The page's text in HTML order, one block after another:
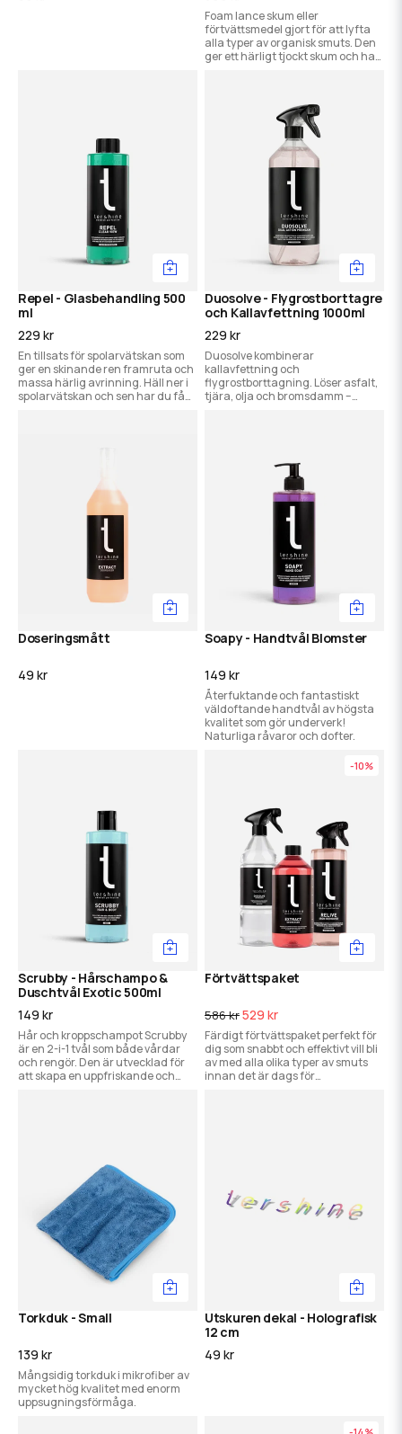
Foam lance skum eller
förtvättsmedel gjort för att lyfta
alla typer av organisk smuts. Den
ger ett härligt tjockt skum och har
Repel - Glasbehandling 500
ml
229 kr
En tillsats för spolarvätskan som
ger en skinande ren framruta och
massa härlig avrinning. Häll ner i
spolarvätskan och sen har du fått
Duosolve - Flygrostborttagre
och Kallavfettning 1000ml
229 kr
Duosolve kombinerar
kallavfettning och
flygrostborttagning. Löser asfalt,
tjära, olja och bromsdamm –
Doseringsmått
49 kr
Soapy - Handtvål Blomster
149 kr
Återfuktande och fantastiskt
väldoftande handtvål av högsta
kvalitet som gör underverk!
Naturliga råvaror och dofter.
Scrubby - Hårschampo &
Duschtvål Exotic 500ml
149 kr
Hår och kroppschampot Scrubby
är en 2-i-1 tvål som både vårdar
och rengör. Den är utvecklad för
att skapa en uppfriskande och
Förtvättspaket
586 kr529 kr
Färdigt förtvättspaket perfekt för
dig som snabbt och effektivt vill bli
av med alla olika typer av smuts
innan det är dags för
-10%
Torkduk - Small
139 kr
Mångsidig torkduk i mikrofiber av
mycket hög kvalitet med enorm
uppsugningsförmåga.
Utskuren dekal - Holografisk
12 cm
49 kr